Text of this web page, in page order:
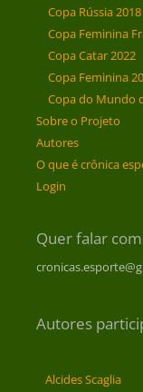
Copa Rússia 2018
Copa Feminina
Copa Catar 2022
Copa Feminina
Copa do Mundo
Sobre o Projeto
Autores
O que é crônica
Login
Quer falar
Autores
Alcides Scaglia